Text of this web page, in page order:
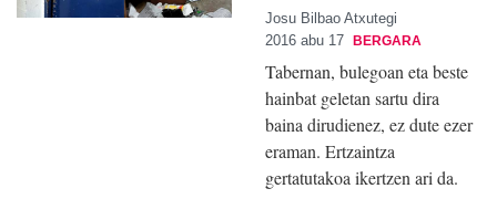
Josu Bilbao Atxutegi
2016 abu 17 BERGARA
Tabernan, bulegoan eta beste
hainbat geletan sartu dira
baina dirudienez, ez dute ezer
eraman. Ertzaintza
gertatutakoa ikertzen ari da.